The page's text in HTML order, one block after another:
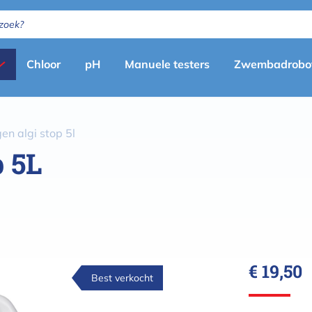
Primary
menu
Chloor pH Manuele testers
algi stop 5l
5L
Best verkocht € 19,50